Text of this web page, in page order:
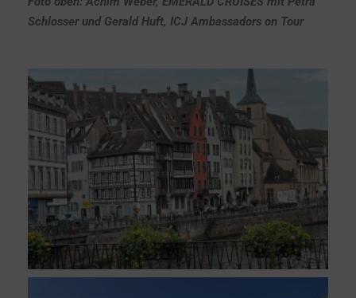
Schlosser und Gerald Huft, ICJ Ambassadors on Tour